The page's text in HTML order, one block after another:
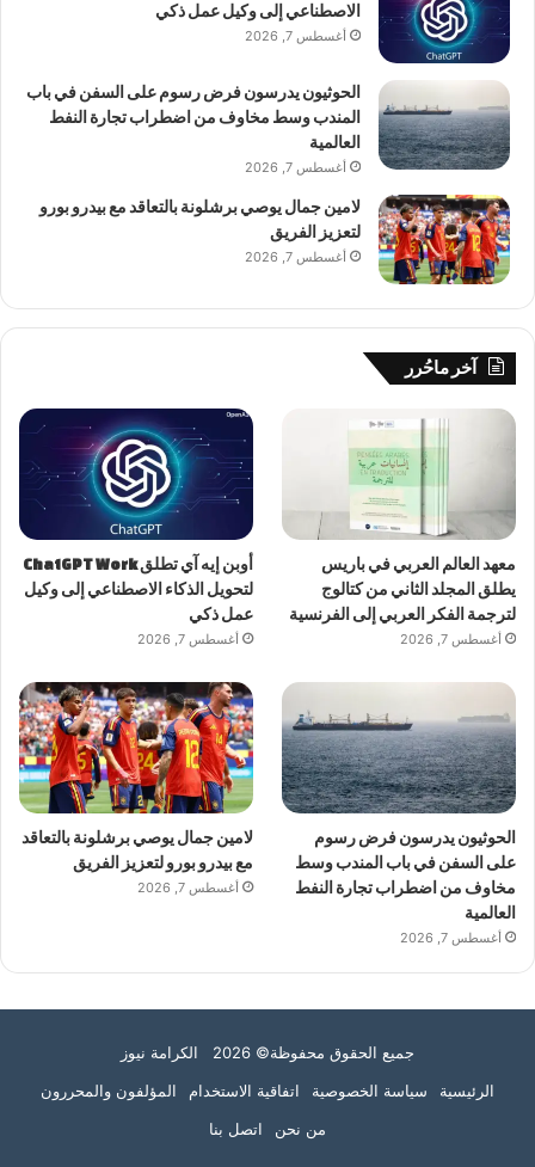
الاصطناعي إلى وكيل عمل ذكي
أغسطس 7, 2026
الحوثيون يدرسون فرض رسوم على السفن في باب
المندب وسط مخاوف من اضطراب تجارة النفط
العالمية
أغسطس 7, 2026
لامين جمال يوصي برشلونة بالتعاقد مع بيدرو بورو
لتعزيز الفريق
أغسطس 7, 2026
آخر ماحُرر
معهد العالم العربي في باريس
يطلق المجلد الثاني من كتالوج
لترجمة الفكر العربي إلى الفرنسية
أغسطس 7, 2026
أوبن إيه آي تطلق ChatGPT Work
لتحويل الذكاء الاصطناعي إلى وكيل
عمل ذكي
أغسطس 7, 2026
الحوثيون يدرسون فرض رسوم
على السفن في باب المندب وسط
مخاوف من اضطراب تجارة النفط
العالمية
أغسطس 7, 2026
لامين جمال يوصي برشلونة بالتعاقد
مع بيدرو بورو لتعزيز الفريق
أغسطس 7, 2026
جميع الحقوق محفوظة© 2026 الكرامة نيوز
الرئيسية
سياسة الخصوصية اتفاقية الاستخدام
المؤلفون والمحررون
من نحن
اتصل بنا